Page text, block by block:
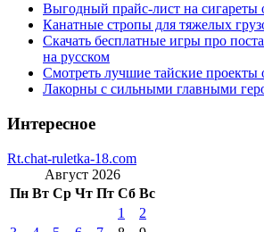
Выгодный прайс-лист на сигареты
Канатные стропы для тяжелых
Скачать бесплатные игры про
на русском
Смотреть лучшие тайские проекты
Лакорны с сильными главными
Интересное
Rt.chat-ruletka-18.com
Август 2026
Пн Вт Ср Чт Пт Сб Вс
1
2